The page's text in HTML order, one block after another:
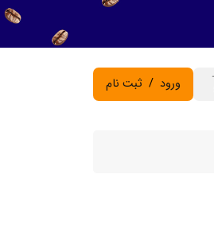
ثبت نام / ورود